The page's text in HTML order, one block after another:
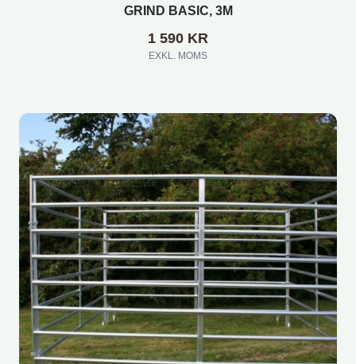
GRIND BASIC, 3M
1 590 KR
EXKL. MOMS